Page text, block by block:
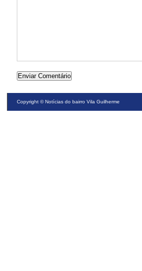
Copyright ©Notícias do bairro Vila Guilherme